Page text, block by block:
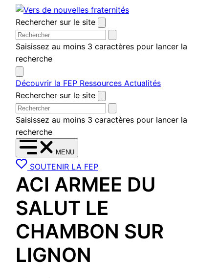
Aller
au
contenu
Rechercher sur le site
Saisissez au moins 3 caractères pour lancer la
recherche
Découvrir la FEP Ressources Actualités
Rechercher sur le site
Saisissez au moins 3 caractères pour lancer la
recherche
MENU
SOUTENIR LA FEP
ACI ARMEE DU
SALUT LE
CHAMBON SUR
LIGNON